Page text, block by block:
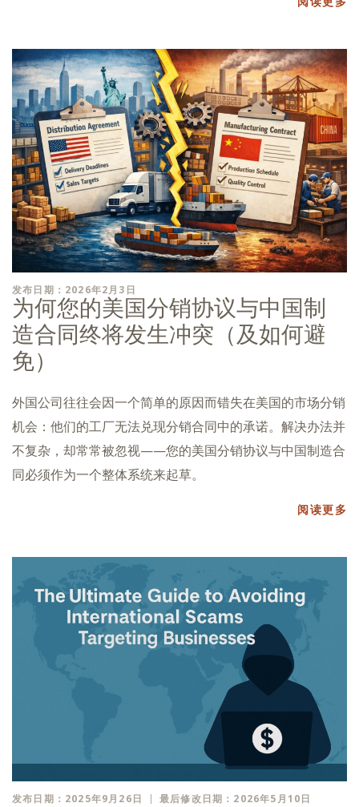
发布日期：2026年2月3日
为何您的美国分销协议与中国制
造合同终将发生冲突（及如何避
免）
外国公司往往会因一个简单的原因而错失在美国的市场分销
机会：他们的工厂无法兑现分销合同中的承诺。解决办法并
不复杂，却常常被忽视——您的美国分销协议与中国制造合
同必须作为一个整体系统来起草。
阅读更多
发布日期：2025年9月26日 最后修改日期：2026年5月10日